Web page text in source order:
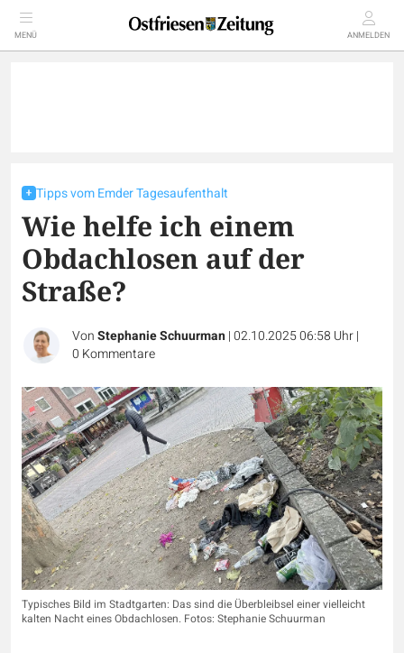
MENÜ ANMELDEN
Tipps vom Emder Tagesaufenthalt
Wie helfe ich einem
Obdachlosen auf der
Straße?
VonStephanie Schuurman|02.10.2025 06:58 Uhr|
0 Kommentare
Typisches Bild im Stadtgarten: Das sind die Überbleibsel einer vielleicht
kalten Nacht eines Obdachlosen. Fotos: Stephanie Schuurman